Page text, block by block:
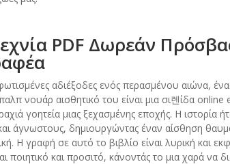
PDF Δωρεάν
αδιέξοδες ενός περασμένου αιώνα,
νουάρ αισθητικό του είναι μια σι렌ίδα
γοητεία μιας ξεχασμένης εποχής. Η ιστορία
άγνωστους, δημιουργώντας έναν αίσθηση
Η γραφή σε αυτό το βιβλίο είναι λυρική και
ποιητικό και προσιτό, κάνοντάς το μια χαρά